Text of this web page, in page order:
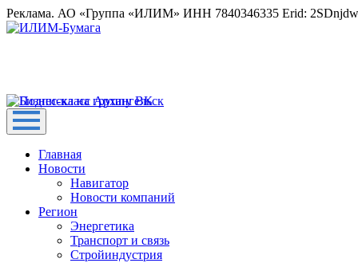
Реклама. АО «Группа «ИЛИМ» ИНН 7840346335 Erid:
Главная
Новости
Навигатор
Новости компаний
Регион
Энергетика
Транспорт и связь
Стройиндустрия